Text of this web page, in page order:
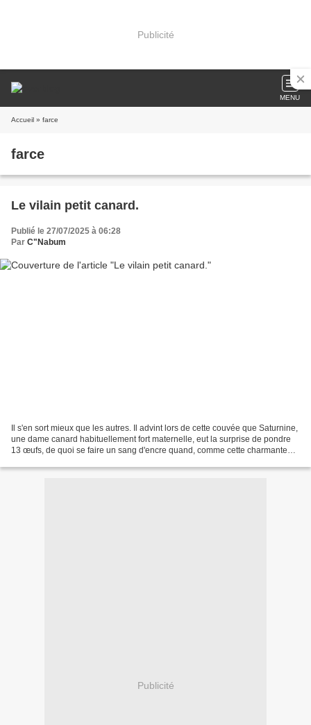
Publicité
MENU
Accueil » farce
farce
Le vilain petit canard.
Publié le 27/07/2025 à 06:28
Par C"Nabum
Il s'en sort mieux que les autres. Il advint lors de cette couvée que Saturnine,
une dame canard habituellement fort maternelle, eut la surprise de pondre
13 œufs, de quoi se faire un sang d'encre quand, comme cette charmante
Publicité